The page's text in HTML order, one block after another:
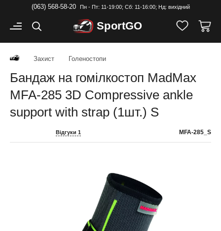
(063) 568-58-20 Пн - Пт: 11-19:00; Cб: 11-16:00; Нд: вихідний
SportGO
Захист Голеностопи
Бандаж на гомілкостоп MadMax
MFA-285 3D Compressive ankle
support with strap (1шт.) S
Відгуки 1 MFA-285_S